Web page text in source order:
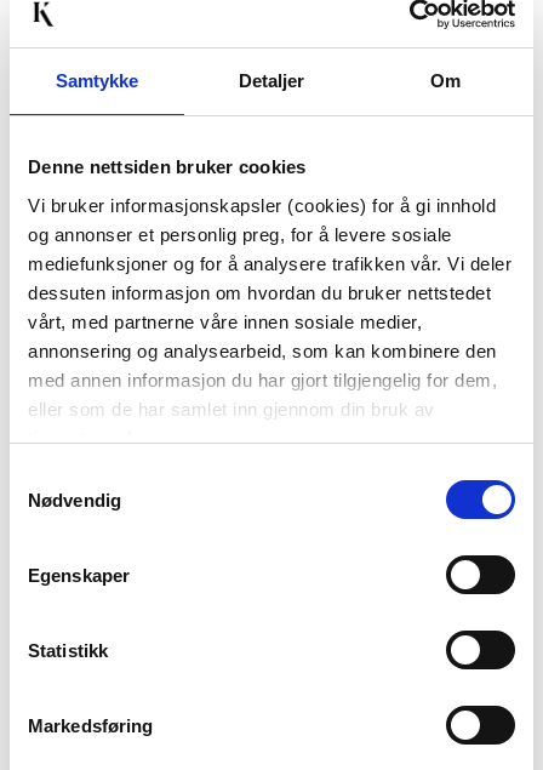
Samtykke Detaljer Om
Denne nettsiden bruker cookies
Vi bruker informasjonskapsler (cookies) for å gi innhold
og annonser et personlig preg, for å levere sosiale
mediefunksjoner og for å analysere trafikken vår. Vi deler
dessuten informasjon om hvordan du bruker nettstedet
vårt, med partnerne våre innen sosiale medier,
annonsering og analysearbeid, som kan kombinere den
med annen informasjon du har gjort tilgjengelig for dem,
eller som de har samlet inn gjennom din bruk av
tjenestene deres.
Nødvendig
Egenskaper
Statistikk
Markedsføring
SMYKKESKRIN CHLOE
D8CM
249,00
PUTETREKK APPELSIN
BRODERI 48X48CM
99,00
Før499,00
KJØP
120X180CM GRØNN